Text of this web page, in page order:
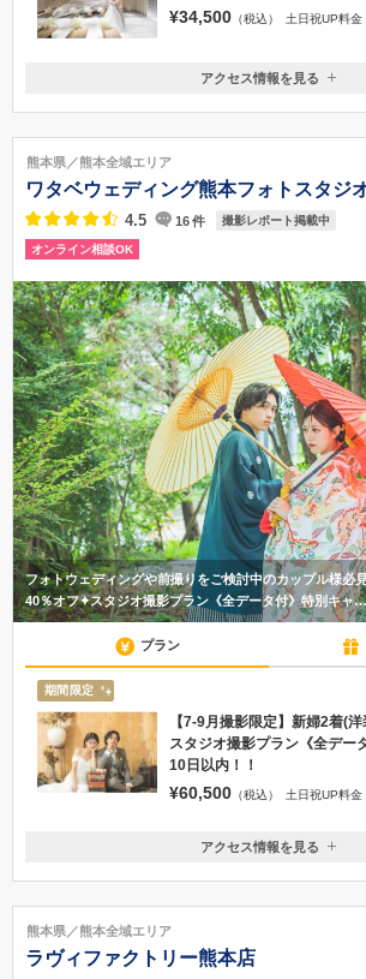
¥34,500 （税込） 土日祝UP料金
熊本県熊本市中央区草葉町2‐6 カミノウラサムライ
096-312-0508
アクセス情報を見る
熊本県／熊本全域エリア
ワタベウェディング熊本フォトスタジ
4.5 16件 撮影レポート掲載中
オンライン相談OK
フォトウェディングや前撮りをご検討中のカップル様必
40％オフ✦スタジオ撮影プラン《全データ付》特別キャ
プラン
期間限定
【7-9月撮影限定】新婦2着(
スタジオ撮影プラン《全デー
10日以内！！
¥60,500 （税込） 土日祝UP料金
熊本県熊本市中央区水道町14-1 ホテルメルパルク
096-312-0663
アクセス情報を見る
熊本県／熊本全域エリア
ラヴィファクトリー熊本店